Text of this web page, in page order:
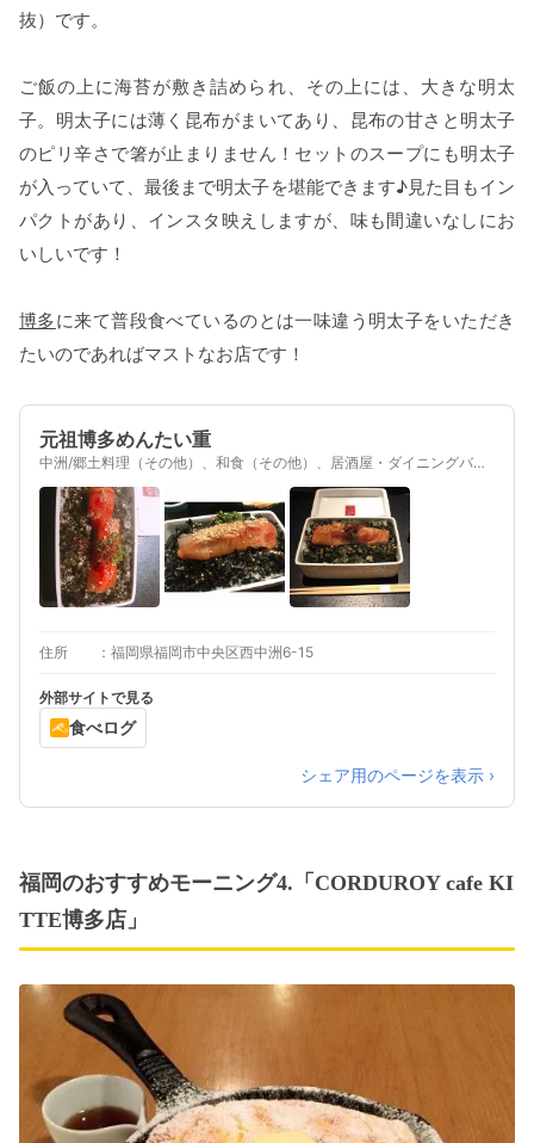
抜）です。
ご飯の上に海苔が敷き詰められ、その上には、大きな明太
子。明太子には薄く昆布がまいてあり、昆布の甘さと明太子
のピリ辛さで箸が止まりません！セットのスープにも明太子
が入っていて、最後まで明太子を堪能できます♪見た目もイン
パクトがあり、インスタ映えしますが、味も間違いなしにお
いしいです！
博多に来て普段食べているのとは一味違う明太子をいただき
たいのであればマストなお店です！
元祖博多めんたい重
中洲/郷土料理（その他）、和食（その他）、居酒屋・ダイニングバー
住所 福岡県福岡市中央区西中洲6-15
外部サイトで見る
食べログ
シェア用のページを表示 ›
福岡のおすすめモーニング4.「CORDUROY cafe KI
TTE博多店」